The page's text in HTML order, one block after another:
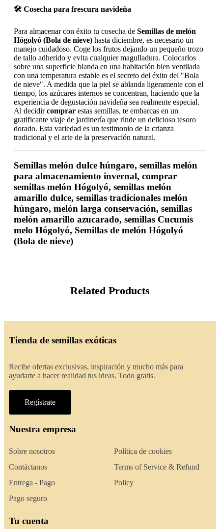
🛠️ Cosecha para frescura navideña
Para almacenar con éxito tu cosecha de Semillas de melón
Hógolyó (Bola de nieve) hasta diciembre, es necesario un
manejo cuidadoso. Coge los frutos dejando un pequeño trozo
de tallo adherido y evita cualquier magulladura. Colocarlos
sobre una superficie blanda en una habitación bien ventilada
con una temperatura estable es el secreto del éxito del "Bola
de nieve". A medida que la piel se ablanda ligeramente con el
tiempo, los azúcares internos se concentran, haciendo que la
experiencia de degustación navideña sea realmente especial.
Al decidircomprar estas semillas, te embarcas en un
gratificante viaje de jardinería que rinde un delicioso tesoro
dorado. Esta variedad es un testimonio de la crianza
tradicional y el arte de la preservación natural.
Semillas melón dulce húngaro, semillas melón
para almacenamiento invernal, comprar
semillas melón Hógolyó, semillas melón
amarillo dulce, semillas tradicionales melón
húngaro, melón larga conservación, semillas
melón amarillo azucarado, semillas Cucumis
melo Hógolyó, Semillas de melón Hógolyó
(Bola de nieve)
Related Products
Tienda de semillas exóticas
Recibe ofertas exclusivas, inspiración y mucho más para
ayudarte a hacer realidad tus ideas. Todo gratis.
Regístrate
Nuestra empresa
Sobre nosotros
Contáctanos
Entrega - Pago
Pago seguro
Política de cookies
Terms of Service & Refund
Policy
Tu cuenta